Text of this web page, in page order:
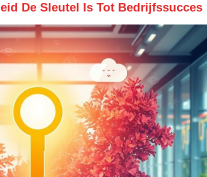
De Sleutel Is Tot Bedrijfssucces